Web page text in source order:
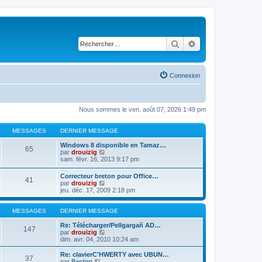
Rechercher
Connexion
Nous sommes le ven. août 07, 2026 1:49 pm
MESSAGES DERNIER MESSAGE
65
Windows 8 disponible en Tamaz…
par drouizig
o
u
l
t
e
r
l
d
e
r
n
i
sam. févr. 16, 2013 9:17 pm
41
Correcteur breton pour Office…
par drouizig
o
n
s
u
l
t
r
l
e
jeu. déc. 17, 2009 2:18 pm
MESSAGES DERNIER MESSAGE
147
Re: Télécharger/Pellgargañ AD…
par drouizig
o
n
s
dim. avr. 04, 2010 10:24 am
37
Re: clavierC'HWERTY avec UBUN…